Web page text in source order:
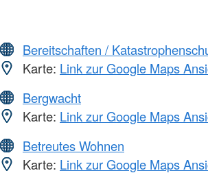
Bereitschaften /
Karte: Link zur Google Maps
Bergwacht
Karte: Link zur Google Maps
Betreutes Wohnen
Karte: Link zur Google Maps